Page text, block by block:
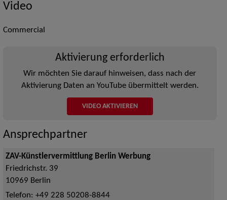
Video
Commercial
Aktivierung erforderlich
Wir möchten Sie darauf hinweisen, dass nach der
Aktivierung Daten an YouTube übermittelt werden.
VIDEO AKTIVIEREN
Ansprechpartner
ZAV-Künstlervermittlung Berlin Werbung
Friedrichstr. 39
10969 Berlin
Telefon: +49 228 50208-8844